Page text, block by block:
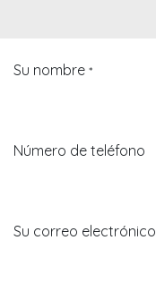
Su nombre *
Número de teléfono
Su correo electrónico